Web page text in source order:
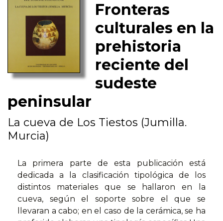
Fronteras
culturales en la
prehistoria
reciente del
sudeste
peninsular
La cueva de Los Tiestos (Jumilla.
Murcia)
La primera parte de esta publicación está
dedicada a la clasificación tipológica de los
distintos materiales que se hallaron en la
cueva, según el soporte sobre el que se
llevaran a cabo; en el caso de la cerámica, se ha